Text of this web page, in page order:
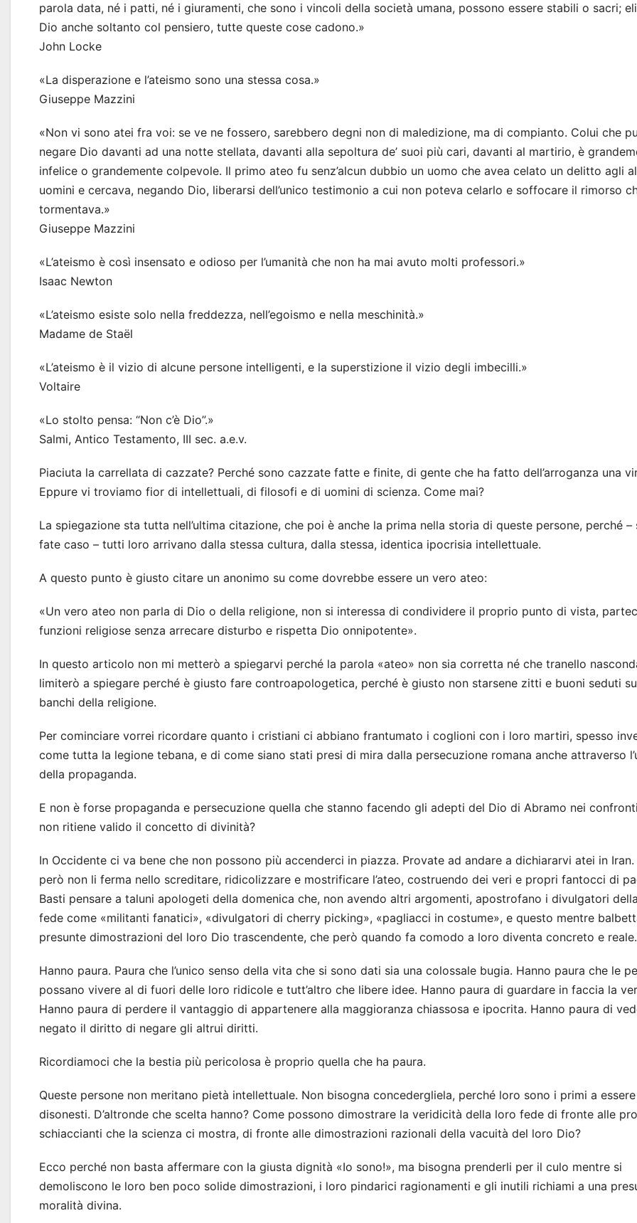
parola data, né i patti, né i giuramenti, che sono i vincoli della società umana, possono essere stabili o sacri;
Dio anche soltanto col pensiero, tutte queste cose cadono.»
John Locke
«La disperazione e l’ateismo sono una stessa cosa.»
Giuseppe Mazzini
«Non vi sono atei fra voi: se ve ne fossero, sarebbero degni non di maledizione, ma di compianto. Colui che
negare Dio davanti ad una notte stellata, davanti alla sepoltura de’ suoi più cari, davanti al martirio, è
infelice o grandemente colpevole. Il primo ateo fu senz’alcun dubbio un uomo che avea celato un delitto agli
uomini e cercava, negando Dio, liberarsi dell’unico testimonio a cui non poteva celarlo e soffocare il rimorso
tormentava.»
Giuseppe Mazzini
«L’ateismo è così insensato e odioso per l’umanità che non ha mai avuto molti professori.»
Isaac Newton
«L’ateismo esiste solo nella freddezza, nell’egoismo e nella meschinità.»
Madame de Staël
«L’ateismo è il vizio di alcune persone intelligenti, e la superstizione il vizio degli imbecilli.»
Voltaire
«Lo stolto pensa: “Non c’è Dio”.»
Salmi, Antico Testamento, III sec. a.e.v.
Piaciuta la carrellata di cazzate? Perché sono cazzate fatte e finite, di gente che ha fatto dell’arroganza una
Eppure vi troviamo fior di intellettuali, di filosofi e di uomini di scienza. Come mai?
La spiegazione sta tutta nell’ultima citazione, che poi è anche la prima nella storia di queste persone, perché –
fate caso – tutti loro arrivano dalla stessa cultura, dalla stessa, identica ipocrisia intellettuale.
A questo punto è giusto citare un anonimo su come dovrebbe essere un vero ateo:
«Un vero ateo non parla di Dio o della religione, non si interessa di condividere il proprio punto di vista,
funzioni religiose senza arrecare disturbo e rispetta Dio onnipotente».
In questo articolo non mi metterò a spiegarvi perché la parola «ateo» non sia corretta né che tranello
limiterò a spiegare perché è giusto fare controapologetica, perché è giusto non starsene zitti e buoni seduti
banchi della religione.
Per cominciare vorrei ricordare quanto i cristiani ci abbiano frantumato i coglioni con i loro martiri, spesso
come tutta la legione tebana, e di come siano stati presi di mira dalla persecuzione romana anche attraverso
della propaganda.
E non è forse propaganda e persecuzione quella che stanno facendo gli adepti del Dio di Abramo nei
non ritiene valido il concetto di divinità?
In Occidente ci va bene che non possono più accenderci in piazza. Provate ad andare a dichiararvi atei in Iran.
però non li ferma nello screditare, ridicolizzare e mostrificare l’ateo, costruendo dei veri e propri fantocci di
Basti pensare a taluni apologeti della domenica che, non avendo altri argomenti, apostrofano i divulgatori
fede come «militanti fanatici», «divulgatori di cherry picking», «pagliacci in costume», e questo mentre
presunte dimostrazioni del loro Dio trascendente, che però quando fa comodo a loro diventa concreto e reale.
Hanno paura. Paura che l’unico senso della vita che si sono dati sia una colossale bugia. Hanno paura che le
possano vivere al di fuori delle loro ridicole e tutt’altro che libere idee. Hanno paura di guardare in faccia la
Hanno paura di perdere il vantaggio di appartenere alla maggioranza chiassosa e ipocrita. Hanno paura di
negato il diritto di negare gli altrui diritti.
Ricordiamoci che la bestia più pericolosa è proprio quella che ha paura.
Queste persone non meritano pietà intellettuale. Non bisogna concedergliela, perché loro sono i primi a essere
disonesti. D’altronde che scelta hanno? Come possono dimostrare la veridicità della loro fede di fronte alle
schiaccianti che la scienza ci mostra, di fronte alle dimostrazioni razionali della vacuità del loro Dio?
Ecco perché non basta affermare con la giusta dignità «Io sono!», ma bisogna prenderli per il culo mentre si
demoliscono le loro ben poco solide dimostrazioni, i loro pindarici ragionamenti e gli inutili richiami a una
moralità divina.